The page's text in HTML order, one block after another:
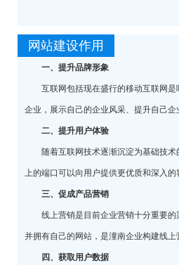
网站建设作用
一、提升品牌形象
互联网包括现在盛行的移动互联网是
企业，展示自己的企业风采、提升自己
二、提升用户体验
随着互联网技术逐渐沉淀为基础技术
上的端口可以向用户提供更优质和深入的
三、促成产品营销
线上营销是目前企业营销十分重要的
并拥有自己的网站，是潼南企业构建线上
四、获取用户数据